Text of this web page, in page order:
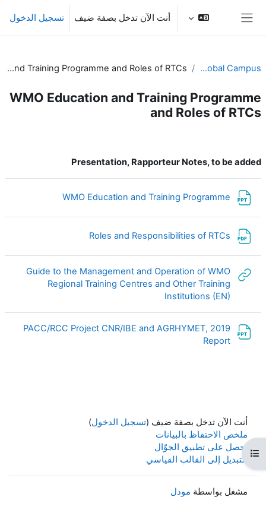
تخطى إلى المحتوى الرئيسي
أنت الآن تدخل بصفة ضيف تسجيل الدخول
المقرر
RA-I Global Campus
WMO Education and Training Programme and Roles of RTCs
WMO Education and Training Programme
and Roles of RTCs
Presentation, Rapporteur Notes, to be added
WMO Education and Training Programme
Roles and Responsibilities of RTCs
Guide to the Management and Operation of WMO
Regional Training Centres and Other Training
Institutions (EN)
PACC/RCC Project CNR/IBE and AGRHYMET, 2019
Report
أنت الآن تدخل بصفة ضيف (تسجيل الدخول)
ملخص الاحتفاظ بالبيانات
احصل على تطبيق الجوّال
التبديل إلى القالب القياسي
مشغل بواسطة مودل